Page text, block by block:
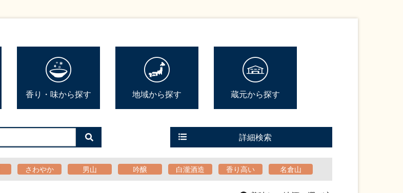
香り・味から探す 地域から探す 蔵元から探す
検
索
る
詳細検索
さわやか 男山 吟醸 白瀧酒造 香り高い 名倉山